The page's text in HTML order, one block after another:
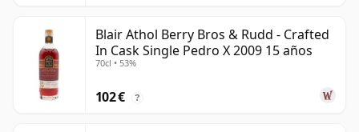
Blair Athol Berry Bros & Rudd - Crafted
In Cask Single Pedro X 2009 15 años
70cl • 53%
102 € ?